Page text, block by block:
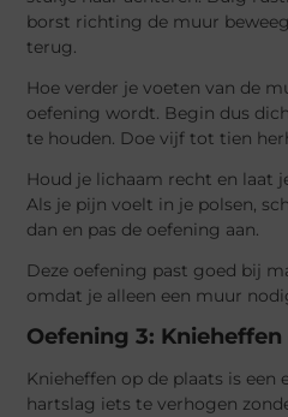
borst richting de muur
terug.
Hoe verder je voeten van de
oefening wordt. Begin dus
te houden. Doe vijf tot tien
Houd je lichaam recht en laat
Als je pijn voelt in je polsen,
dan en pas de oefening aan.
Deze oefening past goed bij
omdat je alleen een muur
Oefening 3:
Knieheffen op de plaats is
hartslag iets te verhogen